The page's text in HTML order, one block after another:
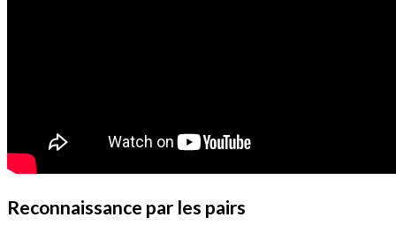
Reconnaissance par les pairs